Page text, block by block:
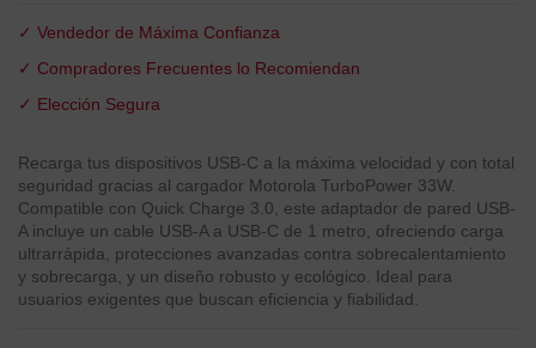
✓ Vendedor de Máxima Confianza
✓ Compradores Frecuentes lo Recomiendan
✓ Elección Segura
Recarga tus dispositivos USB-C a la máxima velocidad y con total
seguridad gracias al cargador Motorola TurboPower 33W.
Compatible con Quick Charge 3.0, este adaptador de pared USB-
A incluye un cable USB-A a USB-C de 1 metro, ofreciendo carga
ultrarrápida, protecciones avanzadas contra sobrecalentamiento
y sobrecarga, y un diseño robusto y ecológico. Ideal para
usuarios exigentes que buscan eficiencia y fiabilidad.